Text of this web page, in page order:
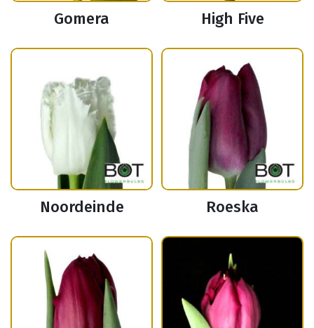
Gomera High Five
Noordeinde Roeska